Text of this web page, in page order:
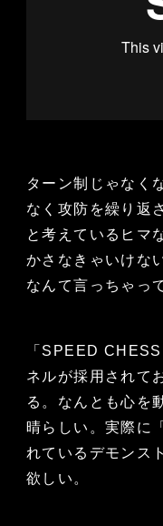
ターン制じゃなく
なく攻防を繰り返
と考えているヒマ
かさなきゃいけな
なんて言っちゃっ
「SPEED
ネルが採用されて
る。なんとも心を
晴らしい。実際に
れているデモンス
欲しい。